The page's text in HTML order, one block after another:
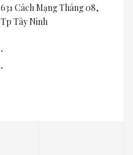
631 Cách Mạng Tháng 08,
Tp Tây Ninh
.
.